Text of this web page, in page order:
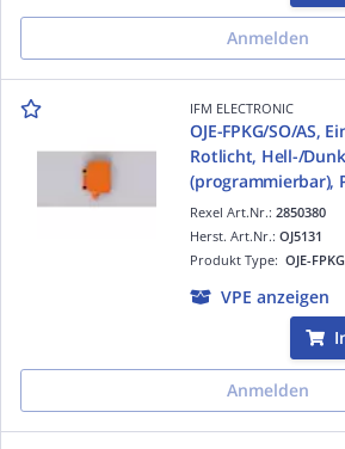
Anmelden
IFM ELECTRONIC
OJE-FPKG/SO/AS,
Rotlicht, Hell-/
(programmierbar),
Steckverbindung
Rexel Art.Nr.:2850380
Produkt Type:OJE-
Herst. Art.Nr.:OJ5131
VPE anzeigen
Anmelden